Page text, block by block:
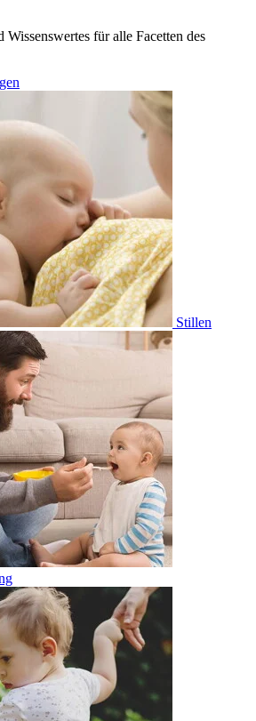
Wissenswertes für alle Facetten des
Stillen